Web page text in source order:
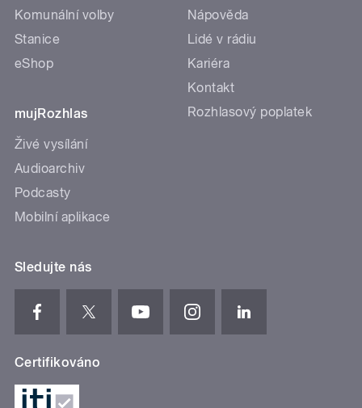
Komunální volby
Stanice
eShop
mujRozhlas
Živé vysílání
Audioarchiv
Podcasty
Mobilní aplikace
Nápověda
Lidé v rádiu
Kariéra
Kontakt
Rozhlasový poplatek
Sledujte nás
Certifikováno